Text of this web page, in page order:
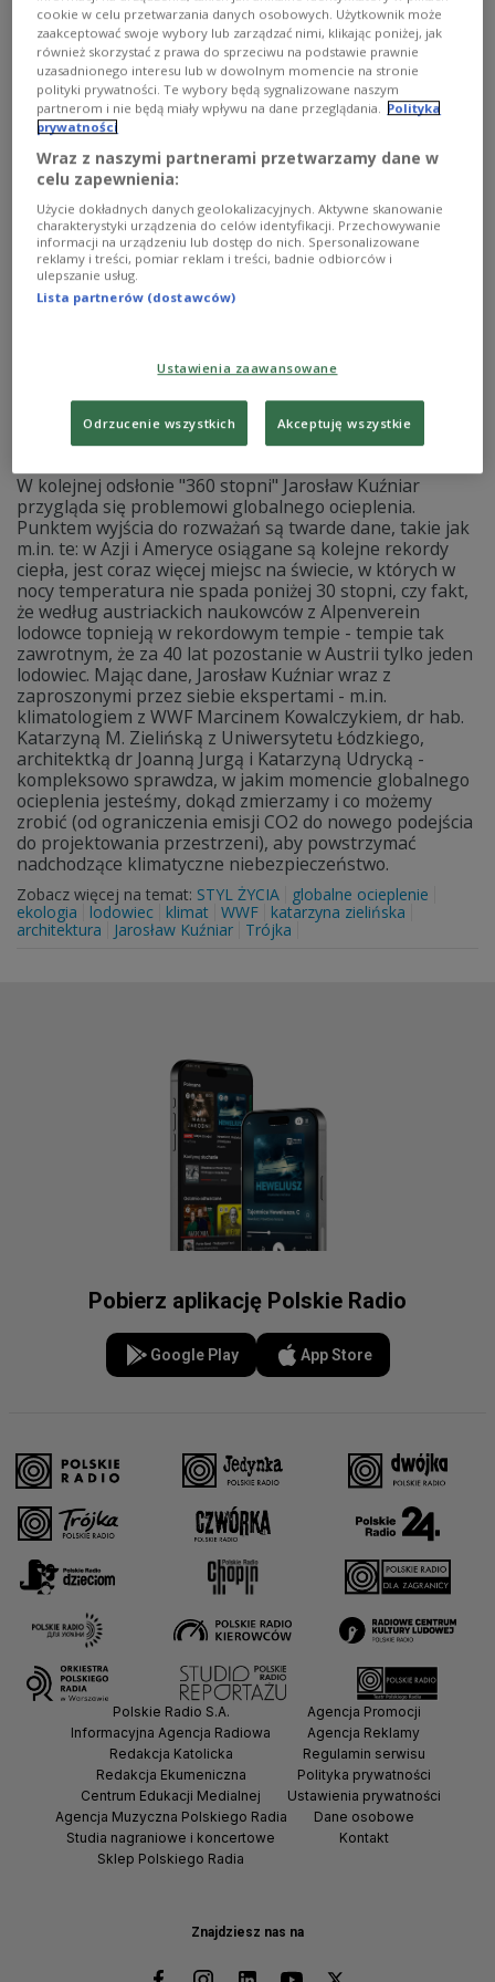
Marcina Kowalczyka, do którego niebawem dołączy
serial "Drelich". W Czwórce Kowalczyk opowiedział o
swoich najważniejszych rolach w karierze, a także
zdradził parę szczegółów zza kulis "Drelicha", który
swoją premierę ma już we wrześniu.
Zobacz więcej na temat:
serial kino Marcin Radomski
Świat się topi. Jaki los nas czeka?
W kolejnej odsłonie "360 stopni" Jarosław Kuźniar
przygląda się problemowi globalnego ocieplenia.
Punktem wyjścia do rozważań są twarde dane, takie jak
m.in. te: w Azji i Ameryce osiągane są kolejne rekordy
ciepła, jest coraz więcej miejsc na świecie, w których w
nocy temperatura nie spada poniżej 30 stopni, czy fakt,
że według austriackich naukowców z Alpenverein
lodowce topnieją w rekordowym tempie - tempie tak
zawrotnym, że za 40 lat pozostanie w Austrii tylko jeden
lodowiec. Mając dane, Jarosław Kuźniar wraz z
zaproszonymi przez siebie ekspertami - m.in.
klimatologiem z WWF Marcinem Kowalczykiem, dr hab.
Katarzyną M. Zielińską z Uniwersytetu Łódzkiego,
architektką dr Joanną Jurgą i Katarzyną Udrycką -
kompleksowo sprawdza, w jakim momencie globalnego
ocieplenia jesteśmy, dokąd zmierzamy i co możemy
zrobić (od ograniczenia emisji CO2 do nowego podejścia
do projektowania przestrzeni), aby powstrzymać
nadchodzące klimatyczne niebezpieczeństwo.
Zobacz więcej na temat: STYL ŻYCIA
globalne ocieplenie
ekologia
lodowiec klimat WWF
katarzyna zielińska
architektura
Jarosław Kuźniar Trójka
Pobierz aplikację Polskie Radio
Google Play App Store
Znajdziesz nas na
Polskie Radio S.A.
Informacyjna Agencja Radiowa
Redakcja Katolicka
Redakcja Ekumeniczna
Centrum Edukacji Medialnej
Agencja Muzyczna Polskiego Radia
Studia nagraniowe i koncertowe
Sklep Polskiego Radia
Agencja Promocji
Agencja Reklamy
Regulamin serwisu
Polityka prywatności
Ustawienia prywatności
Dane osobowe
Kontakt
cookie w celu przetwarzania danych osobowych. Użytkownik może
zaakceptować swoje wybory lub zarządzać nimi, klikając poniżej, jak
również skorzystać z prawa do sprzeciwu na podstawie prawnie
uzasadnionego interesu lub w dowolnym momencie na stronie
polityki prywatności. Te wybory będą sygnalizowane naszym
partnerom i nie będą miały wpływu na dane przeglądania. Polityka
prywatności
Wraz z naszymi partnerami przetwarzamy dane w
celu zapewnienia:
Użycie dokładnych danych geolokalizacyjnych. Aktywne skanowanie
charakterystyki urządzenia do celów identyfikacji. Przechowywanie
informacji na urządzeniu lub dostęp do nich. Spersonalizowane
reklamy i treści, pomiar reklam i treści, badnie odbiorców i
ulepszanie usług.
Lista partnerów (dostawców)
Ustawienia zaawansowane
Odrzucenie wszystkich Akceptuję wszystkie